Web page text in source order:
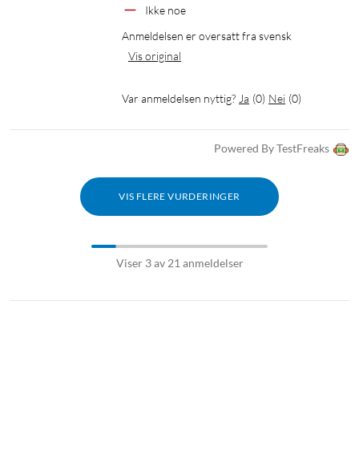
Ikke noe
Anmeldelsen er oversatt fra svensk
Vis original
Var anmeldelsen nyttig? Ja (0) Nei (0)
Powered By TestFreaks
VIS FLERE VURDERINGER
Viser 3 av 21 anmeldelser